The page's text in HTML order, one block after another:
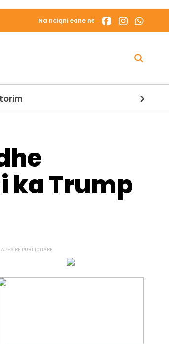
Na ndiqni edhe në
dy personave në bord
ka Trump